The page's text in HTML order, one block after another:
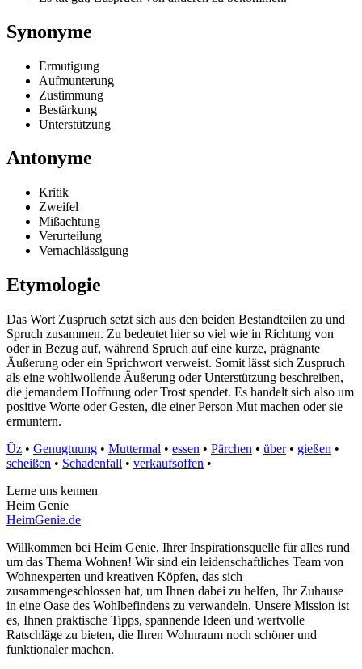
Synonyme
Ermutigung
Aufmunterung
Zustimmung
Bestärkung
Unterstützung
Antonyme
Kritik
Zweifel
Mißachtung
Verurteilung
Vernachlässigung
Etymologie
Das Wort Zuspruch setzt sich aus den beiden Bestandteilen zu und
Spruch zusammen. Zu bedeutet hier so viel wie in Richtung von
oder in Bezug auf, während Spruch auf eine kurze, prägnante
Äußerung oder ein Sprichwort verweist. Somit lässt sich Zuspruch
als eine wohlwollende Äußerung oder Unterstützung beschreiben,
die jemandem Hoffnung oder Trost spendet. Es handelt sich also um
positive Worte oder Gesten, die einer Person Mut machen oder sie
ermuntern.
Üz • Genugtuung • Muttermal • essen • Pärchen • über• gießen •
scheißen • Schadenfall • verkaufsoffen •
Lerne uns kennen
Heim Genie
HeimGenie.de
Willkommen bei Heim Genie, Ihrer Inspirationsquelle für alles rund
um das Thema Wohnen! Wir sind ein leidenschaftliches Team von
Wohnexperten und kreativen Köpfen, das sich
zusammengeschlossen hat, um Ihnen dabei zu helfen, Ihr Zuhause
in eine Oase des Wohlbefindens zu verwandeln. Unsere Mission ist
es, Ihnen praktische Tipps, spannende Ideen und wertvolle
Ratschläge zu bieten, die Ihren Wohnraum noch schöner und
funktionaler machen.